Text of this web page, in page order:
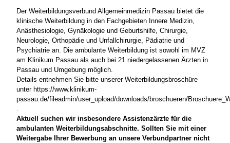
Der Weiterbildungsverbund Allgemeinmedizin Passau bietet die
klinische Weiterbildung in den Fachgebieten Innere Medizin,
Anästhesiologie, Gynäkologie und Geburtshilfe, Chirurgie,
Neurologie, Orthopädie und Unfallchirurgie, Pädiatrie und
Psychiatrie an. Die ambulante Weiterbildung ist sowohl im MVZ
am Klinikum Passau als auch bei 21 niedergelassenen Ärzten in
Passau und Umgebung möglich.
Details entnehmen Sie bitte unserer Weiterbildungsbroschüre
unter https://www.klinikum-
passau.de/fileadmin/user_upload/downloads/broschueren/
.
Aktuell suchen wir insbesondere Assistenzärzte für die
ambulanten Weiterbildungsabschnitte. Sollten Sie mit einer
Weitergabe Ihrer Bewerbung an unsere Verbundpartner nicht